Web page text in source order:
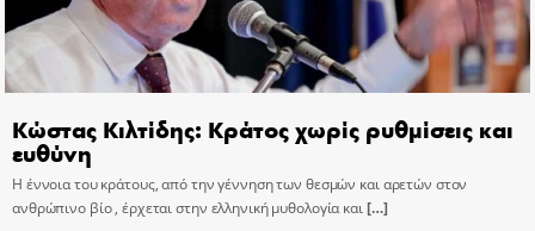
Κώστας Κιλτίδης: Κράτος χωρίς ρυθμίσεις και
ευθύνη
Η έννοια του κράτους, από την γέννηση των θεσμών και αρετών στον
ανθρώπινο βίο , έρχεται στην ελληνική μυθολογία και[…]